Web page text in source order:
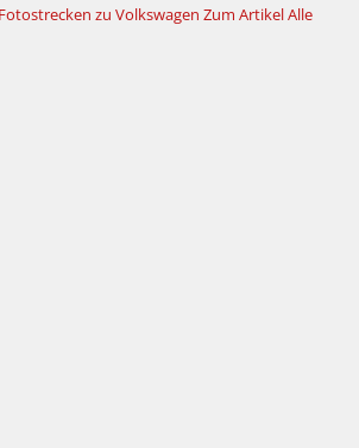
zu Volkswagen Zum ArtikelAlle